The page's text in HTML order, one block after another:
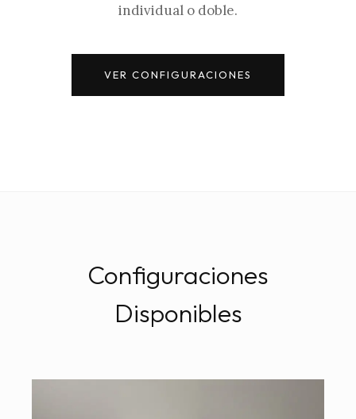
individual o doble.
VER CONFIGURACIONES
Configuraciones
Disponibles